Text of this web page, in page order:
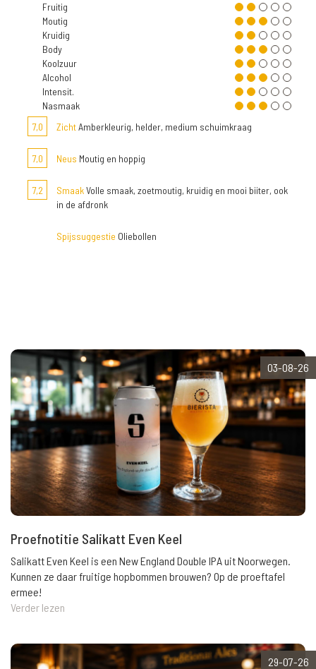
Fruitig
Moutig
Kruidig
Body
Koolzuur
Alcohol
Intensit.
Nasmaak
7,0
ZichtAmberkleurig, helder, medium schuimkraag
7,0 Neus Moutig en hoppig
7,2 SmaakVolle smaak, zoetmoutig, kruidig en mooi biiter, ook
in de afdronk
Spijssuggestie Oliebollen
03-08-26
Proefnotitie Salikatt Even Keel
Salikatt Even Keel is een New England Double IPA uit Noorwegen.
Kunnen ze daar fruitige hopbommen brouwen? Op de proeftafel
ermee!
Verder lezen
29-07-26